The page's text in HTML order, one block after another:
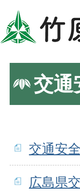
交通
交通安
広島県